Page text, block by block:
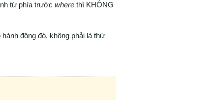
từ phía trước where thì KHÔNG
động đó, không phải là thứ